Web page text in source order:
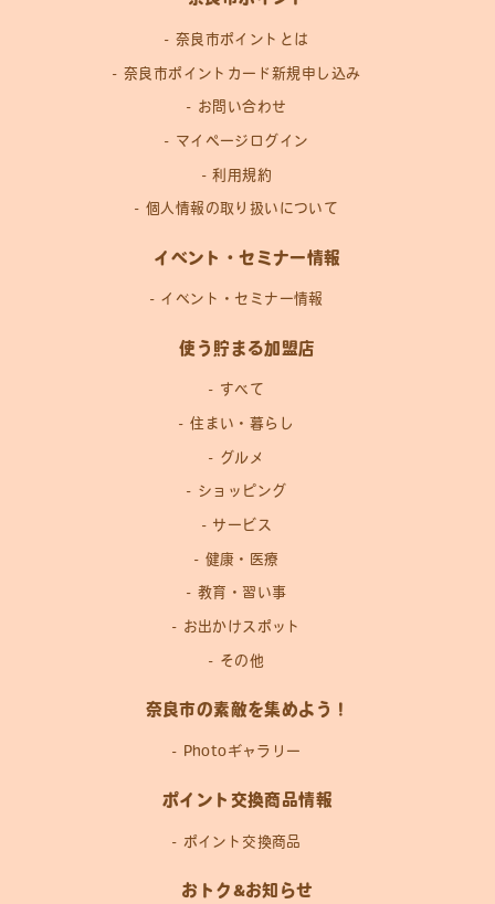
奈良市ポイントとは
奈良市ポイントカード新規申し込み
お問い合わせ
マイページログイン
利用規約
個人情報の取り扱いについて
イベント・セミナー情報
イベント・セミナー情報
使う貯まる加盟店
すべて
住まい・暮らし
グルメ
ショッピング
サービス
健康・医療
教育・習い事
お出かけスポット
その他
奈良市の素敵を集めよう！
Photoギャラリー
ポイント交換商品情報
ポイント交換商品
おトク&お知らせ